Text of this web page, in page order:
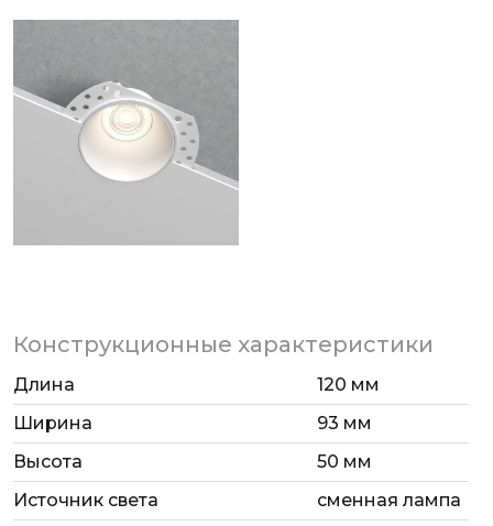
Конструкционные характеристики
Длина
120 мм
Ширина
93 мм
Высота
50 мм
Источник света
сменная лампа